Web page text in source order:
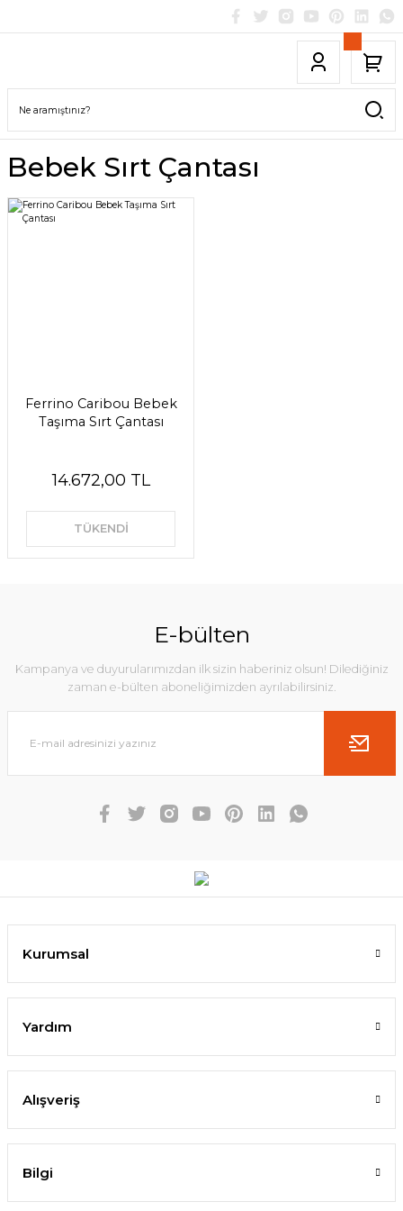
Bebek Sırt Çantası
Ferrino Caribou Bebek
Taşıma Sırt Çantası
14.672,00 TL
TÜKENDİ
E-bülten
Kampanya ve duyurularımızdan ilk sizin haberiniz olsun! Dilediğiniz
zaman e-bülten aboneliğimizden ayrılabilirsiniz.
Kurumsal
Yardım
Alışveriş
Bilgi